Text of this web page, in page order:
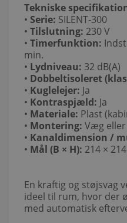
Tekniske
• Serie: SILENT-300
• Tilslutning: 230 V
• Timerfunktion:
min.
• Lydniveau: 32 dB(A)
• Dobbeltisoleret
• Kuglelejer: Ja
• Kontraspjæld: Ja
• Materiale: Plast
• Montering: Væg
• Kanaldimension /
• Mål (B × H): 214 ×
En kraftig og støjsvag
ideel til rum, hvor der
med automatisk